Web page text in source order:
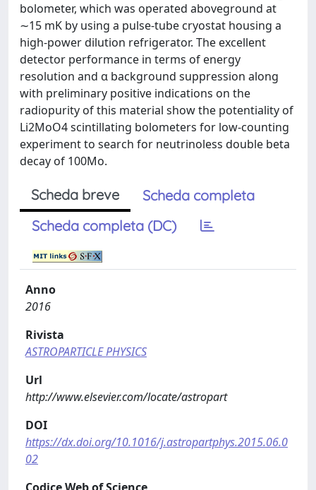
bolometer, which was operated aboveground at
∼15 mK by using a pulse-tube cryostat housing a
high-power dilution refrigerator. The excellent
detector performance in terms of energy
resolution and α background suppression along
with preliminary positive indications on the
radiopurity of this material show the potentiality of
Li2MoO4 scintillating bolometers for low-counting
experiment to search for neutrinoless double beta
decay of 100Mo.
Scheda breve
Scheda completa
Scheda completa (DC)
Anno
2016
Rivista
ASTROPARTICLE PHYSICS
Url
http://www.elsevier.com/locate/astropart
DOI
https://dx.doi.org/10.1016/j.astropartphys.2015.06.0
02